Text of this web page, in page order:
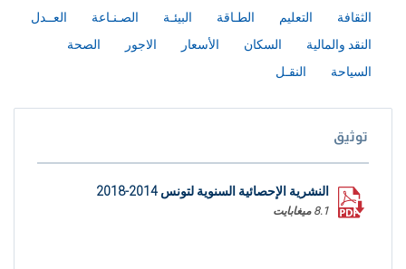
الثقافة
التعليم الطـاقة البيئـة الصـنـاعة
العــدل
النقد والمالية
السكان الأسعار الاجور
الصحة
السياحة
النقـل
توثيق
النشرية الإحصائية السنوية لتونس 2014-2018
8.1 ميغابايت